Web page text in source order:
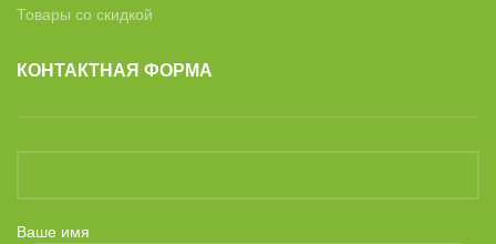
Товары со скидкой
КОНТАКТНАЯ ФОРМА
Ваше имя